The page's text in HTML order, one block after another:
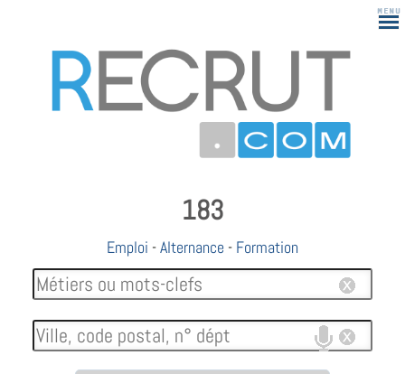
183
Emploi -Alternance - Formation